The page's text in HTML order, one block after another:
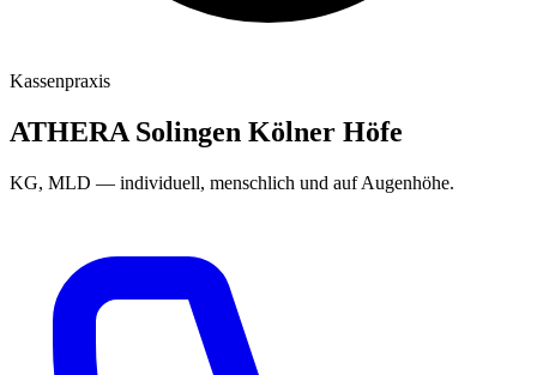
Kassenpraxis
ATHERA Solingen Kölner Höfe
KG, MLD — individuell, menschlich und auf Augenhöhe.